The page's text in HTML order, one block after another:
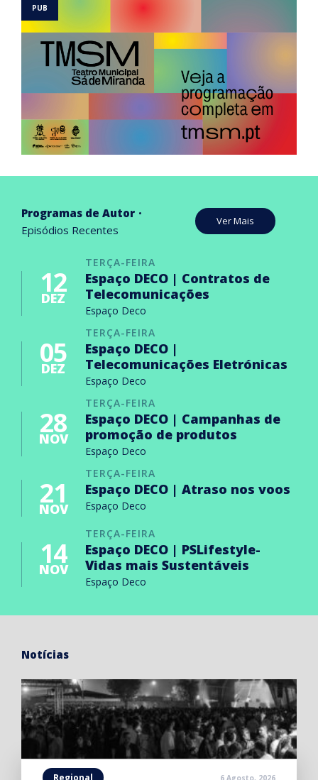
Programas de Autor
Episódios Recentes
Ver Mais
TERÇA-FEIRA
12
DEZ
Espaço DECO | Contratos de
Telecomunicações
Espaço Deco
TERÇA-FEIRA
05
DEZ
Espaço DECO |
Telecomunicações Eletrónicas
Espaço Deco
TERÇA-FEIRA
28
NOV
Espaço DECO | Campanhas de
promoção de produtos
Espaço Deco
TERÇA-FEIRA
21
NOV
Espaço DECO | Atraso nos voos
Espaço Deco
TERÇA-FEIRA
14
NOV
Espaço DECO | PSLifestyle-
Vidas mais Sustentáveis
Espaço Deco
Notícias